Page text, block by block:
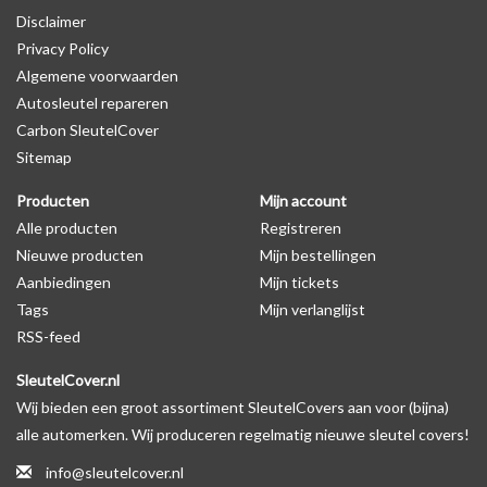
productfoto te kijken of er een logo zichtbaar is.
Levering
Voor 16:00 besteld = Dezelfde dag verzonden
Verzending naar België: 1/3 werkdagen
Merk: SleutelCover
Geschikt voor: Dacia
Gewicht: 20g
Materiaal: Siliconen
Geschikt voor o.a. de volgende modellen:
* Afhankelijk van het bouwjaar
* Controleer
altijd alsnog eerst uw model sleutel met het
Disclaimer
Privacy Policy
Algemene voorwaarden
Autosleutel repareren
Carbon SleutelCover
Sitemap
Producten
Alle producten
Nieuwe producten
Aanbiedingen
Tags
RSS-feed
Mijn account
Registreren
Mijn bestellingen
Mijn tickets
Mijn verlanglijst
SleutelCover.nl
Wij bieden een groot assortiment SleutelCovers aan voor (bijna)
alle automerken. Wij produceren regelmatig nieuwe sleutel covers!
info@sleutelcover.nl